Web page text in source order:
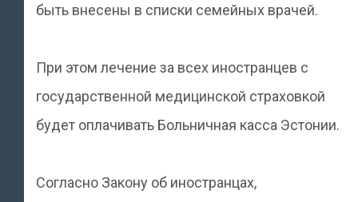
быть внесены в списки семейных врачей.
При этом лечение за всех иностранцев с
государственной медицинской страховкой
будет оплачивать Больничная касса Эстонии.
Согласно Закону об иностранцах,